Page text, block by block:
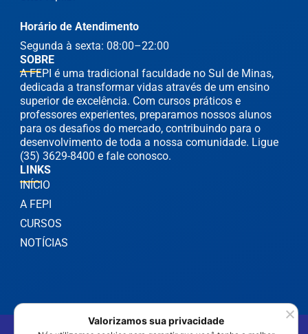
SOBRE
A FEPI é uma tradicional faculdade no Sul de Minas,
dedicada a transformar vidas através de um ensino
superior de excelência. Com cursos práticos e
professores experientes, preparamos nossos alunos
para os desafios do mercado, contribuindo para o
desenvolvimento de toda a nossa comunidade. Ligue
(35) 3629-8400 e fale conosco.
LINKS
INÍCIO
A FEPI
CURSOS
NOTÍCIAS
Horário de Atendimento
Segunda à sexta: 08:00–22:00
©2025 FEPI Itajubá - Todos os Direitos Reservados
Valorizamos sua privacidade